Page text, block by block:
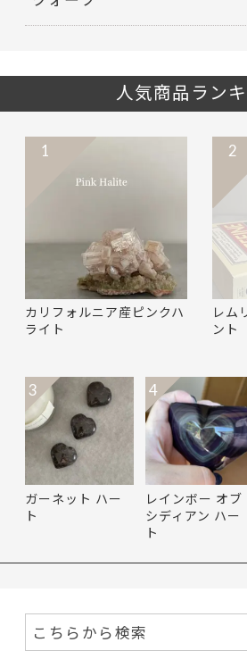
人気商品ラン
カリフォルニア産ピンクハ
ライト
1
レム
ント
2
ガーネット ハー
ト
3
レインボー オブ
シディアン ハー
ト
4